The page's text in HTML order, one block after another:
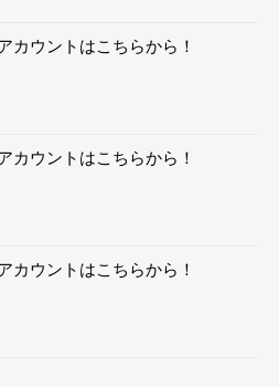
カウントはこちらから！
カウントはこちらから！
カウントはこちらから！